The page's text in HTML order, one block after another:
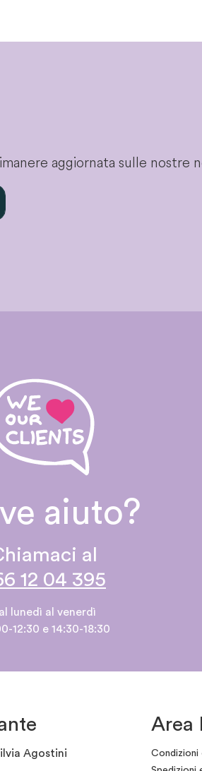
aggiornata sulle nostre
aiuto?
al
12 04 395
lunedì al venerdì
12:30 e 14:30-18:30
Agostini
Area
Condizioni